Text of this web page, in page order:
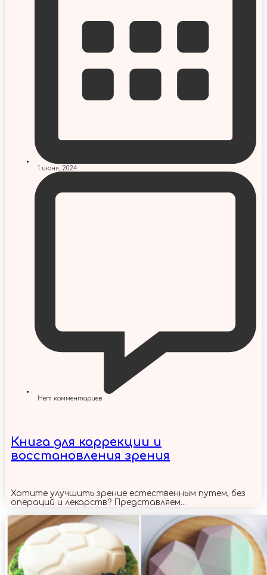
1 июня, 2024
Нет комментариев
Книга для коррекции и
восстановления зрения
Хотите улучшить зрение естественным путем, без
операций и лекарств? Представляем...